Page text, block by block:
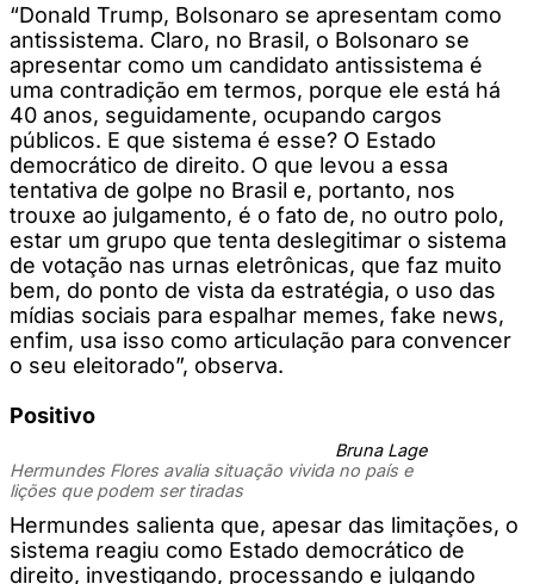
“Donald Trump, Bolsonaro se apresentam como
antissistema. Claro, no Brasil, o Bolsonaro se
apresentar como um candidato antissistema é
uma contradição em termos, porque ele está há
40 anos, seguidamente, ocupando cargos
públicos. E que sistema é esse? O Estado
democrático de direito. O que levou a essa
tentativa de golpe no Brasil e, portanto, nos
trouxe ao julgamento, é o fato de, no outro polo,
estar um grupo que tenta deslegitimar o sistema
de votação nas urnas eletrônicas, que faz muito
bem, do ponto de vista da estratégia, o uso das
mídias sociais para espalhar memes, fake news,
enfim, usa isso como articulação para convencer
o seu eleitorado”, observa.
Positivo
Bruna Lage
Hermundes Flores avalia situação vivida no país e
lições que podem ser tiradas
Hermundes salienta que, apesar das limitações, o
sistema reagiu como Estado democrático de
direito, investigando, processando e julgando